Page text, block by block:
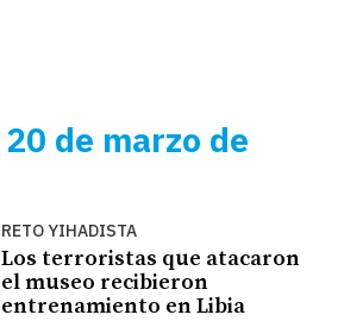
20 de marzo de
RETO YIHADISTA
Los terroristas que atacaron
el museo recibieron
entrenamiento en Libia